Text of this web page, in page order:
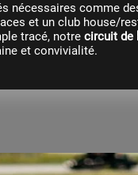
nécessaires comme
et un club house/
tracé, notre circuit de
et convivialité.